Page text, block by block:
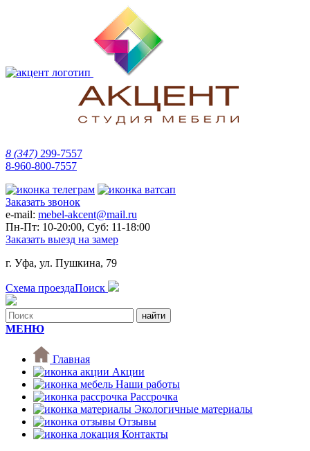
8 (347) 299-7557
8-960-800-7557
Заказать звонок
e-mail: mebel-akcent@mail.ru
Пн-Пт: 10-20:00, Суб: 11-18:00
Заказать выезд на замер
г. Уфа, ул. Пушкина, 79
Схема проездаПоиск
МЕНЮ
Главная
Акции
Наши работы
Рассрочка
Экологичные материалы
Отзывы
Контакты